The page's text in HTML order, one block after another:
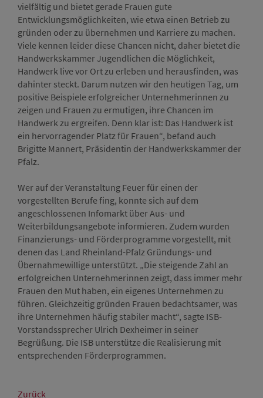
vielfältig und bietet gerade Frauen gute
Entwicklungsmöglichkeiten, wie etwa einen Betrieb zu
gründen oder zu übernehmen und Karriere zu machen.
Viele kennen leider diese Chancen nicht, daher bietet die
Handwerkskammer Jugendlichen die Möglichkeit,
Handwerk live vor Ort zu erleben und herausfinden, was
dahinter steckt. Darum nutzen wir den heutigen Tag, um
positive Beispiele erfolgreicher Unternehmerinnen zu
zeigen und Frauen zu ermutigen, ihre Chancen im
Handwerk zu ergreifen. Denn klar ist: Das Handwerk ist
ein hervorragender Platz für Frauen“, befand auch
Brigitte Mannert, Präsidentin der Handwerkskammer der
Pfalz.
Wer auf der Veranstaltung Feuer für einen der
vorgestellten Berufe fing, konnte sich auf dem
angeschlossenen Infomarkt über Aus- und
Weiterbildungsangebote informieren. Zudem wurden
Finanzierungs- und Förderprogramme vorgestellt, mit
denen das Land Rheinland-Pfalz Gründungs- und
Übernahmewillige unterstützt. „Die steigende Zahl an
erfolgreichen Unternehmerinnen zeigt, dass immer mehr
Frauen den Mut haben, ein eigenes Unternehmen zu
führen. Gleichzeitig gründen Frauen bedachtsamer, was
ihre Unternehmen häufig stabiler macht“, sagte ISB-
Vorstandssprecher Ulrich Dexheimer in seiner
Begrüßung. Die ISB unterstütze die Realisierung mit
entsprechenden Förderprogrammen.
Zurück